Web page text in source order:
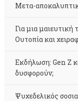
Μετα-
Για μια μαιευτική
Ουτοπία και
Εκδήλωση: Gen Z
δυσφορούν;
Ψυχεδελικός